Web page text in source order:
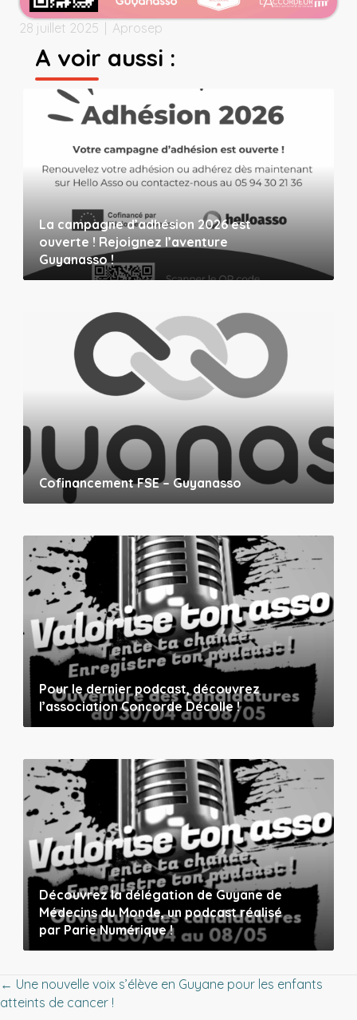
28 juillet 2025 | Aprosep
A voir aussi :
La campagne d’adhésion 2026 est
ouverte ! Rejoignez l’aventure
Guyanasso !
Cofinancement FSE – Guyanasso
Pour le dernier podcast, découvrez
l’association Concorde Décolle !
Découvrez la délégation de Guyane de
Médecins du Monde, un podcast réalisé
par Parie Numérique !
Posts
← Une nouvelle voix s’élève en Guyane pour les enfants
atteints de cancer !